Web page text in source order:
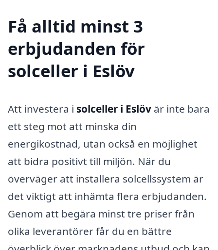
Få alltid minst 3
erbjudanden för
solceller i Eslöv
Att investera i solceller i Eslöv är inte bara
ett steg mot att minska din
energikostnad, utan också en möjlighet
att bidra positivt till miljön. När du
överväger att installera solcellssystem är
det viktigt att inhämta flera erbjudanden.
Genom att begära minst tre priser från
olika leverantörer får du en bättre